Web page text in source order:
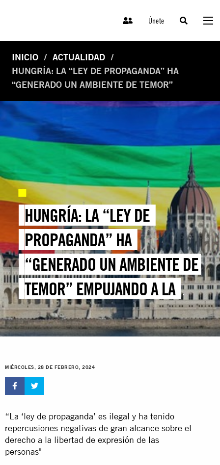
Únete
INICIO
ACTUALIDAD
HUNGRÍA: LA “LEY DE PROPAGANDA” HA
“GENERADO UN AMBIENTE DE TEMOR”
HUNGRÍA: LA “LEY DE
PROPAGANDA” HA
“GENERADO UN AMBIENTE DE
TEMOR” EMPUJANDO A LA
POBLACIÓN LGBTI+ A
PERMANECER EN LA SOMBRA
MIÉRCOLES, 28 DE FEBRERO, 2024
“La ‘ley de propaganda’ es ilegal y ha tenido
repercusiones negativas de gran alcance sobre el
derecho a la libertad de expresión de las
personas"